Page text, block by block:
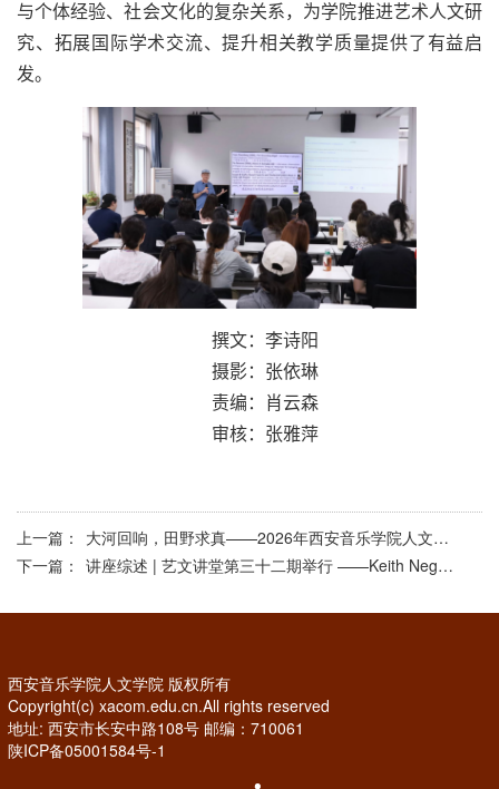
与个体经验、社会文化的复杂关系，为学院推进艺术人文研
究、拓展国际学术交流、提升相关教学质量提供了有益启
发。
撰文：李诗阳
摄影：张依琳
责编：肖云森
审核：张雅萍
上一篇：
大河回响，田野求真——2026年西安音乐学院人文学院采风报告会纪实
下一篇：
讲座综述 | 艺文讲堂第三十二期举行 ——Keith Negus 教授主讲《生命中的歌：经历、回忆与变迁》
西安音乐学院人文学院 版权所有
Copyright(c) xacom.edu.cn.All rights reserved
地址: 西安市长安中路108号 邮编：710061
陕ICP备05001584号-1